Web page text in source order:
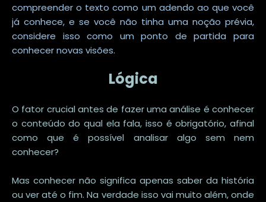
compreender o texto como um adendo ao que você
já conhece, e se você não tinha uma noção prévia,
considere isso como um ponto de partida para
conhecer novas visões.
Lógica
O fator crucial antes de fazer uma análise é conhecer
o conteúdo do qual ela fala, isso é obrigatório, afinal
como que é possível analisar algo sem nem
conhecer?
Mas conhecer não significa apenas saber da história
ou ver até o fim. Na verdade isso vai muito além, onde